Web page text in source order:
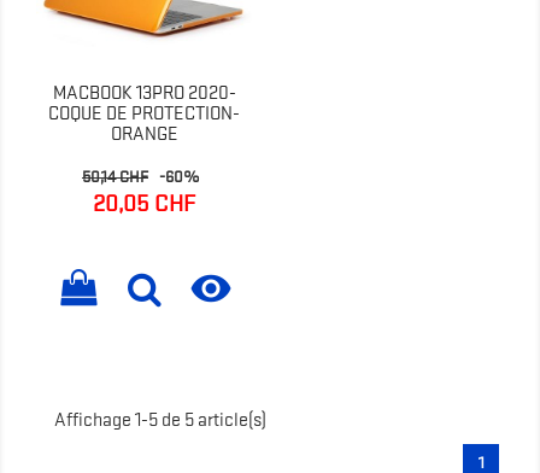
MACBOOK 13PRO 2020-
COQUE DE PROTECTION-
ORANGE
Prix
de
base
50,14 CHF -60%
20,05 CHF

Affichage 1-5 de 5 article(s)
1